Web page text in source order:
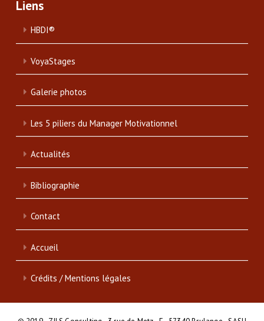
Liens
HBDI®
VoyaStages
Galerie photos
Les 5 piliers du Manager Motivationnel
Actualités
Bibliographie
Contact
Accueil
Crédits / Mentions légales